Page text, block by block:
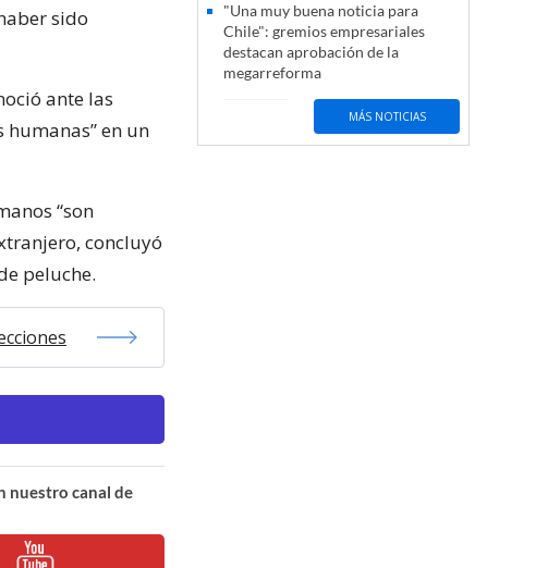
sido
ante las
en un
“son
concluyó
peluche.
nuestro canal de
"Una muy buena noticia para
Chile": gremios empresariales
destacan aprobación de la
megarreforma
MÁS NOTICIAS